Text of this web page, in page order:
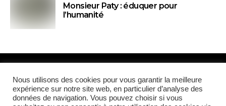
Monsieur Paty : éduquer pour
l’humanité
Paris Global Forum
Nous utilisons des cookies pour vous garantir la meilleure
expérience sur notre site web, en particulier d’analyse des
données de navigation. Vous pouvez choisir si vous